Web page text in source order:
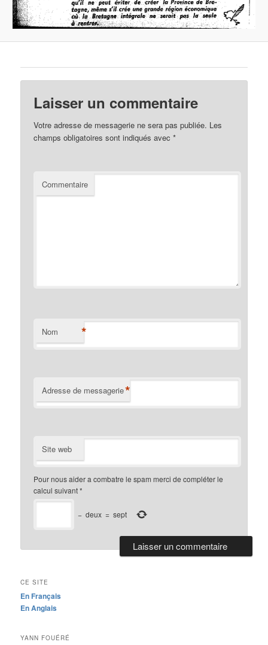
Laisser un commentaire
Votre adresse de messagerie ne sera pas publiée. Les
champs obligatoires sont indiqués avec*
Commentaire
Nom *
Adresse de messagerie*
Site web
Pour nous aider a combatre le spam merci de compléter le
calcul suivant*
− deux = sept
CE SITE
En Français
En Anglais
YANN FOUÉRÉ